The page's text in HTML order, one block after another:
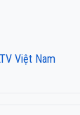
Việt Nam